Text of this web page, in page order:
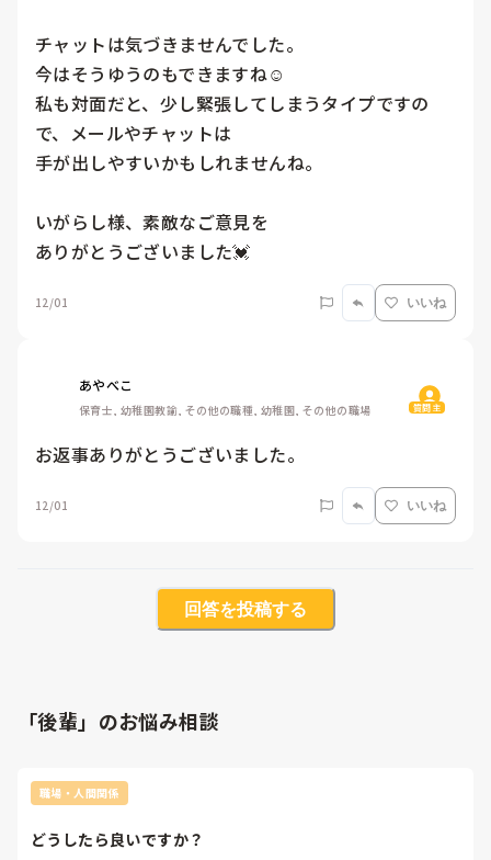
チャットは気づきませんでした。
今はそうゆうのもできますね☺️
私も対面だと、少し緊張してしまうタイプですの
で、メールやチャットは
手が出しやすいかもしれませんね。
いがらし様、素敵なご意見を
ありがとうございました💓
12/01 いいね
あやべこ
保育士, 幼稚園教諭, その他の職種, 幼稚園, その他の職場 質問主
お返事ありがとうございました。
12/01 いいね
回答を投稿する
「後輩」のお悩み相談
職場・人間関係
どうしたら良いですか？